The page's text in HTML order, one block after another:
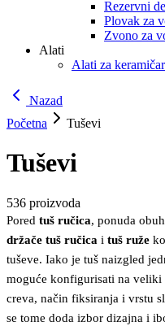
Rezervni
Plovak za
Zvono za
Alati
Alati za
Nazad
Početna
Tuševi
Tuševi
536 proizvoda
Pored tuš ručica, ponuda
držače tuš ručica i tuš ruže
tuševe. Iako je tuš naizgled
moguće konfigurisati na
creva, način fiksiranja i vrstu
se tome doda izbor dizajna i